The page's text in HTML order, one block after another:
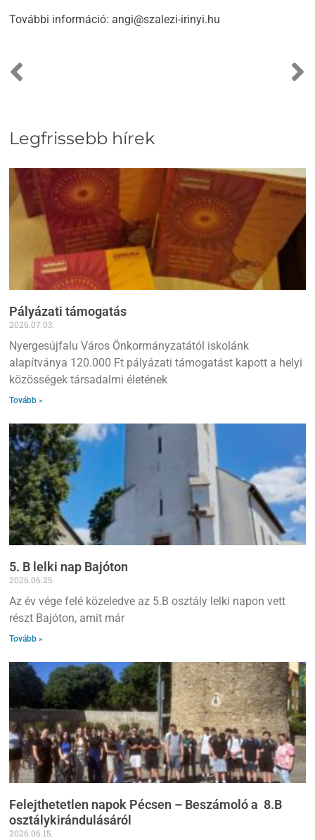
További információ: angi@szalezi-irinyi.hu
Legfrissebb hírek
Pályázati támogatás
2026.07.03.
Nyergesújfalu Város Önkormányzatától iskolánk
alapítványa 120.000 Ft pályázati támogatást kapott a helyi
közösségek társadalmi életének
Tovább »
5. B lelki nap Bajóton
2026.06.25.
Az év vége felé közeledve az 5.B osztály lelki napon vett
részt Bajóton, amit már
Tovább »
Felejthetetlen napok Pécsen – Beszámoló a 8.B
osztálykirándulásáról
2026.06.15.